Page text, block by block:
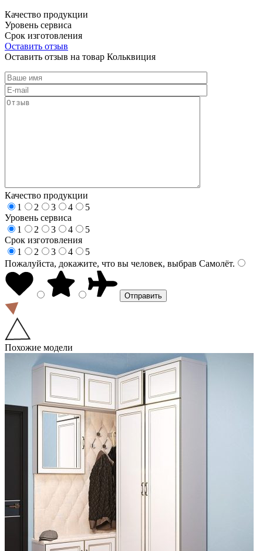
Качество продукции
Уровень сервиса
Срок изготовления
Оставить отзыв
Оставить отзыв на товар Кольквиция
Качество продукции
1
2 3 4
5
Уровень сервиса
1
2 3 4
5
Срок изготовления
1
2 3 4
5
Пожалуйста, докажите, что вы человек, выбрав Самолёт.
Похожие модели